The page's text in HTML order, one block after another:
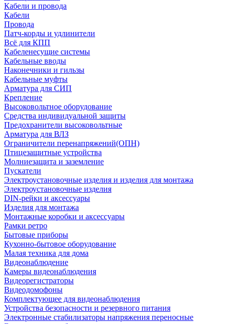
Кабели и провода
Кабели
Провода
Патч-корды и удлинители
Всё для КПП
Кабеленесущие системы
Кабельные вводы
Наконечники и гильзы
Кабельные муфты
Арматура для СИП
Крепление
Высоковольтное оборудование
Средства индивидуальной защиты
Предохранители высоковольтные
Арматура для ВЛЗ
Ограничители перенапряжений(ОПН)
Птицезащитные устройства
Молниезащита и заземление
Пускатели
Электроустановочные изделия и изделия для монтажа
Электроустановочные изделия
DIN-рейки и аксессуары
Изделия для монтажа
Монтажные коробки и аксессуары
Рамки ретро
Бытовые приборы
Кухонно-бытовое оборудование
Малая техника для дома
Видеонаблюдение
Камеры видеонаблюдения
Видеорегистраторы
Видеодомофоны
Комплектующее для видеонаблюдения
Устройства безопасности и резервного питания
Электронные стабилизаторы напряжения переносные